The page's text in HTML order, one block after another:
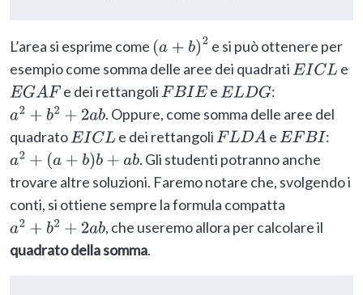
L’area si esprime come (a+ b) 2
e si può ottenere per
esempio come somma delle aree dei quadratiEICL
e
EGAF e dei rettangoliFBIE eELDG
:
a2 +b 2+ 2ab
. Oppure, come somma delle aree del
quadratoEICL e dei rettangoliFLDA eEFBI
:
a2 +(a +b )b+ab
. Gli studenti potranno anche
trovare altre soluzioni. Faremo notare che, svolgendo i
conti, si ottiene sempre la formula compatta
a2 +b 2+ 2ab
, che useremo allora per calcolare il
quadrato della somma.